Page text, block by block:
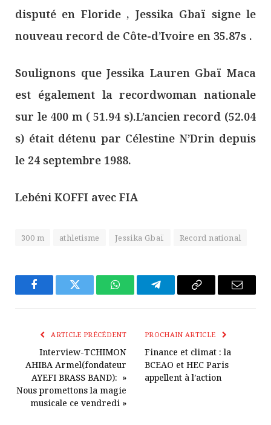
disputé en Floride , Jessika Gbaï signe le
nouveau record de Côte-d’Ivoire en 35.87s .
Soulignons que Jessika Lauren Gbaï Maca
est également la recordwoman nationale
sur le 400 m ( 51.94 s).L’ancien record (52.04
s) était détenu par Célestine N’Drin depuis
le 24 septembre 1988.
Lebéni KOFFI avec FIA
300 m athletisme Jessika Gbaï Record national
FacebookTwitter WhatsAppTélégrammeCopier
Lien
E-
ARTICLE PRÉCÉDENT
Interview-TCHIMON
AHIBA Armel(fondateur
AYEFI BRASS BAND): »
Nous promettons la magie
musicale ce vendredi »
PROCHAIN ARTICLE
Finance et climat : la
BCEAO et HEC Paris
appellent à l’action